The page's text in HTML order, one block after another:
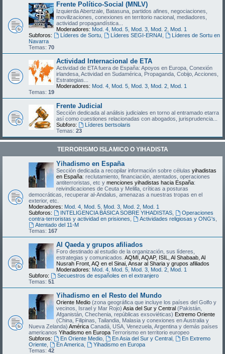
Frente Político-Social (MNLV)
Izquierda Abertzale, Batasuna, partidos afines, negociaciones,
movilizaciones, conexiones en territorio nacional, mediadores,
actividad propagandística...
Moderadores: Mod. 4 Mod. 5 Mod. 3 Mod. 2 Mod. 1
Subforos:
Líderes de Sortu, Líderes SEGI-ERNAI
Líderes de Sortu en
Navarra
Temas: 70
Actividad Internacional de ETA
Actividad de ETA fuera de España: Apoyos en Europa, Conexión
irlandesa, Actividad en Sudamérica, Propaganda, Cobijo, Acciones,
Estrategias...
Moderadores: Mod. 4 Mod. 5 Mod. 3 Mod. 2 Mod. 1
Temas: 19
Frente Judicial
Sección dedicada al análisis judiciales en torno al entramado etarra
así como cuestiones relacionadas con abogados, jurisprudencia...
Subforo:
Líderes bertsolaris
Temas: 23
TERRORISMO ISLAMICO O YIHADISTA
Yihadismo en España
Sección dedicada a recopilar información sobre células yihadistas
en España: reclutamiento, financiación, atentados, operaciones
antiterroristas, etc y menciones yihadistas hacia España:
reivindicaciones de Ceuta y Melilla, críticas a posturas
democráticas, recuperar al-Andalus, amenazas a nuestras tropas en el
exterior, etc.
Moderadores: Mod. 4 Mod. 5 Mod. 3 Mod. 2 Mod. 1
Subforos:
INTELIGENCIA BÁSICA SOBRE YIHADISTAS,
Operaciones
contra-terroristas y actividad en prisiones
Actividades religiosas y ONG's
Atentado del 11-M
Temas: 167
Al Qaeda y grupos afiliados
Foro destinado al estudio de la organización, sus líderes,
estrategias y comunicados. AQMI, AQAP, ISIL, Al Shabaab, Al
Nusrah Front, AQ en el Sinai, Ansar al Sharia y grupos afiliados
Moderadores: Mod. 4 Mod. 5 Mod. 3 Mod. 2 Mod. 1
Subforo:
Secuestros de españoles en el extranjero
Temas: 51
Yihadismo en el Resto del Mundo
Oriente Medio (zona geográfica que incluye los países del Golfo y
vecinos, Israel y Mar Rojo) Asia del Sur y Central (Pakistán,
Afganistán, Chechenia, repúblicas exsoviéticas) Extremo Oriente
(China, Filipinas, Tailandia, Malasia y conexiones en Australia y
Nueva Zelanda) América Canadá, USA, Venezuela, Argentina y demás países
americanos Yihadismo en Europa Terrorismo en territorio europeo
Subforos:
En Oriente Medio, En Asia del Sur y Central,
En Extremo
Oriente
En America,
Yihadismo en Europa
Temas: 42